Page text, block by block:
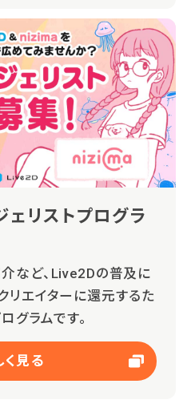
リストプログラ
など、Live2Dの普及に
リエイターに還元するた
グラムです。
く見る